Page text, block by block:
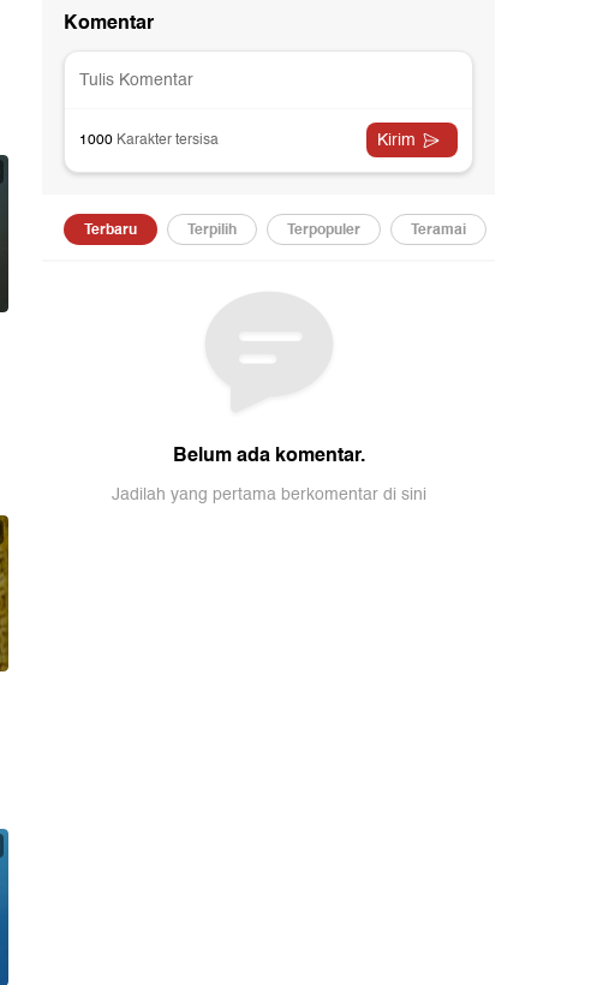
Untuk mengetahui informasi dari program ini, ikuti
terus berita tentang Tapal Batas di
tapalbatas.detik.com!